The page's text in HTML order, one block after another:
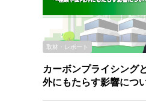
取材・レポート
カーボンプライシン
外にもたらす影響につ